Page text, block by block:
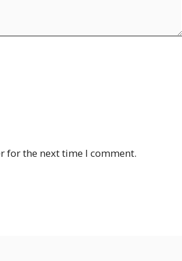
for the next time I comment.